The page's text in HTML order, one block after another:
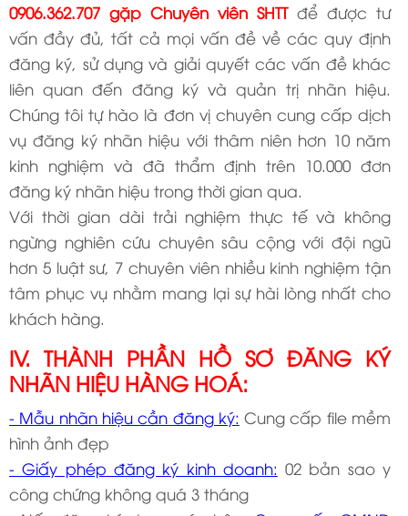
0906.362.707 gặp Chuyên viên SHTTđể được tư
vấn đầy đủ, tất cả mọi vấn đề về các quy định
đăng ký, sử dụng và giải quyết các vấn đề khác
liên quan đến đăng ký và quản trị nhãn hiệu.
Chúng tôi tự hào là đơn vị chuyên cung cấp dịch
vụ đăng ký nhãn hiệu với thâm niên hơn 10 năm
kinh nghiệm và đã thẩm định trên 10.000 đơn
đăng ký nhãn hiệu trong thời gian qua.
Với thời gian dài trải nghiệm thực tế và không
ngừng nghiên cứu chuyên sâu cộng với đội ngũ
hơn 5 luật sư, 7 chuyên viên nhiều kinh nghiệm tận
tâm phục vụ nhằm mang lại sự hài lòng nhất cho
khách hàng.
IV. THÀNH PHẦN HỒ SƠ ĐĂNG KÝ
NHÃN HIỆU HÀNG HOÁ:
- Mẫu nhãn hiệu cần đăng ký: Cung cấp file mềm
hình ảnh đẹp
- Giấy phép đăng ký kinh doanh: 02 bản sao y
công chứng không quá 3 tháng